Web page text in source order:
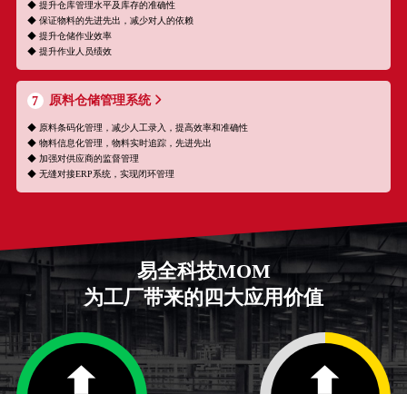
◆ 提升仓库管理水平及库存的准确性
◆ 保证物料的先进先出，减少对人的依赖
◆ 提升仓储作业效率
◆ 提升作业人员绩效
7 原料仓储管理系统
◆ 原料条码化管理，减少人工录入，提高效率和准确性
◆ 物料信息化管理，物料实时追踪，先进先出
◆ 加强对供应商的监督管理
◆ 无缝对接ERP系统，实现闭环管理
易全科技MOM
为工厂带来的四大应用价值